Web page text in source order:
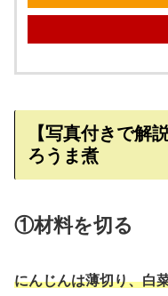
【写真付きで解
ろうま煮
①材料を切る
にんじんは薄切り、白